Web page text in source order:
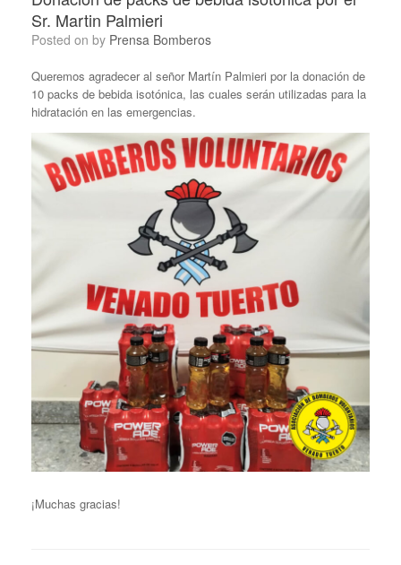
Sr. Martin Palmieri
Posted on by Prensa Bomberos
Queremos agradecer al señor Martín Palmieri por la donación de
10 packs de bebida isotónica, las cuales serán utilizadas para la
hidratación en las emergencias.
¡Muchas gracias!